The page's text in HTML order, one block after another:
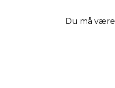
Du må være